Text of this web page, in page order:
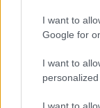
I want to
Google for
I want to
personalized
Egyre több
első